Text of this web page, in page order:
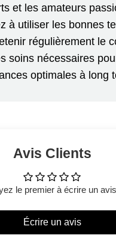
et les amateurs
à utiliser les bonnes
régulièrement le
soins nécessaires
optimales à long
Avis Clients
le premier à écrire un avis
Écrire un avis